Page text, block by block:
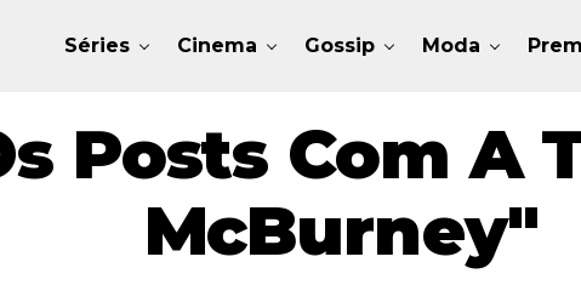
Séries Cinema Gossip Moda
Posts Com A
McBurney"